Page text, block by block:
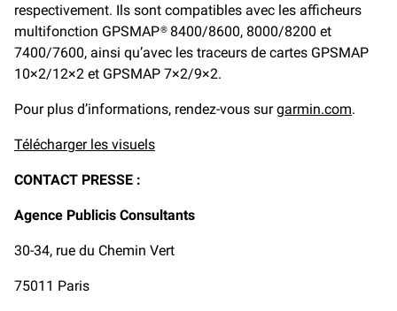
respectivement. Ils sont compatibles avec les afficheurs
multifonction GPSMAP® 8400/8600, 8000/8200 et
7400/7600, ainsi qu’avec les traceurs de cartes GPSMAP
10×2/12×2 et GPSMAP 7×2/9×2.
Pour plus d’informations, rendez-vous surgarmin.com.
Télécharger les visuels
CONTACT PRESSE :
Agence Publicis Consultants
30-34, rue du Chemin Vert
75011 Paris